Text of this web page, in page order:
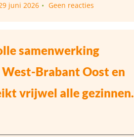
juni 2026 Geen reacties
samenwerking
West-Brabant Oost en
vrijwel alle gezinnen.